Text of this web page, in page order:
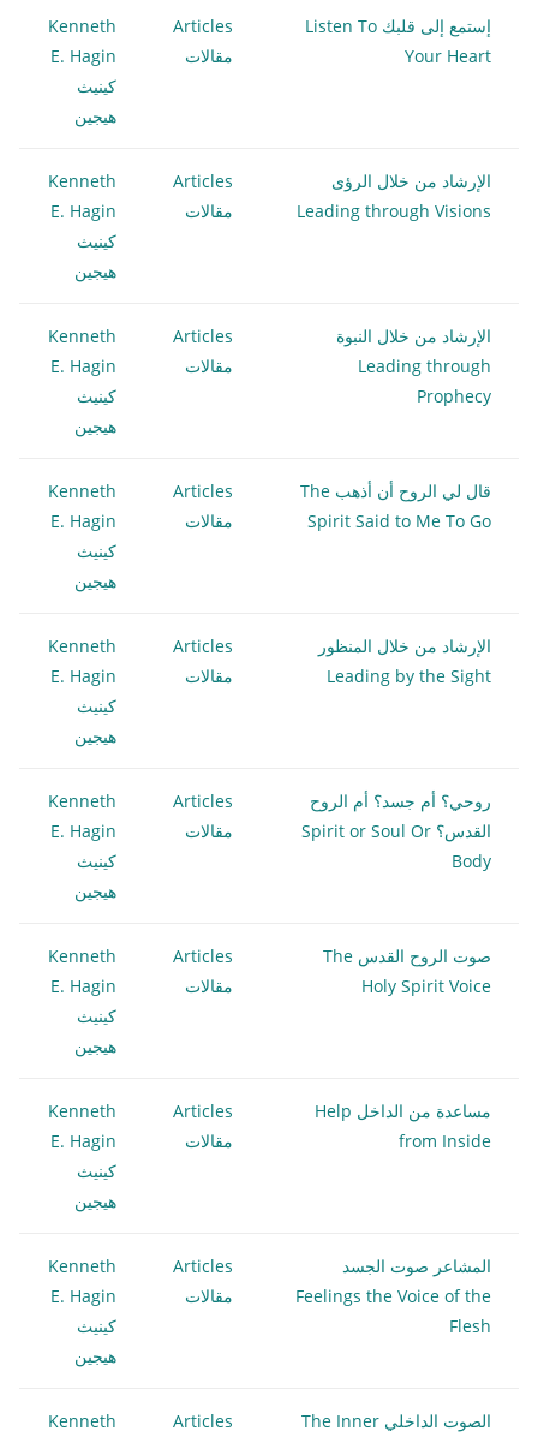
إستمع إلى قلبك Listen To
Your Heart
Articles
مقالات
Kenneth
E. Hagin
كينيث
هيجين
الإرشاد من خلال الرؤى
Leading through Visions
Articles
مقالات
Kenneth
E. Hagin
كينيث
هيجين
الإرشاد من خلال النبوة
Leading through
Prophecy
Articles
مقالات
Kenneth
E. Hagin
كينيث
هيجين
قال لي الروح أن أذهب The
Spirit Said to Me To Go
Articles
مقالات
Kenneth
E. Hagin
كينيث
هيجين
الإرشاد من خلال المنظور
Leading by the Sight
Articles
مقالات
Kenneth
E. Hagin
كينيث
هيجين
روحي؟ أم جسد؟ أم الروح
القدس؟ Spirit or Soul Or
Body
Articles
مقالات
Kenneth
E. Hagin
كينيث
هيجين
صوت الروح القدس The
Holy Spirit Voice
Articles
مقالات
Kenneth
E. Hagin
كينيث
هيجين
مساعدة من الداخل Help
from Inside
Articles
مقالات
Kenneth
E. Hagin
كينيث
هيجين
المشاعر صوت الجسد
Feelings the Voice of the
Flesh
Articles
مقالات
Kenneth
E. Hagin
كينيث
هيجين
الصوت الداخلي The Inner
Articles
Kenneth